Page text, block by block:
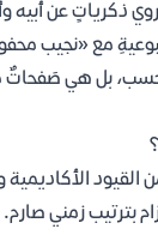
ذكرياتٍ عن أبيه
مع «نجيب
بل هي
القيود
بترتيب زمني صارم.